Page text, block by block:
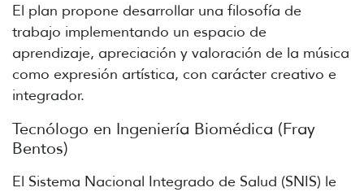
El plan propone desarrollar una filosofía de
trabajo implementando un espacio de
aprendizaje, apreciación y valoración de la música
como expresión artística, con carácter creativo e
integrador.
Tecnólogo en Ingeniería Biomédica (Fray
Bentos)
El Sistema Nacional Integrado de Salud (SNIS) le